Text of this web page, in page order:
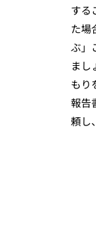
する
た場
ぶ」
まし
もり
報告
頼し